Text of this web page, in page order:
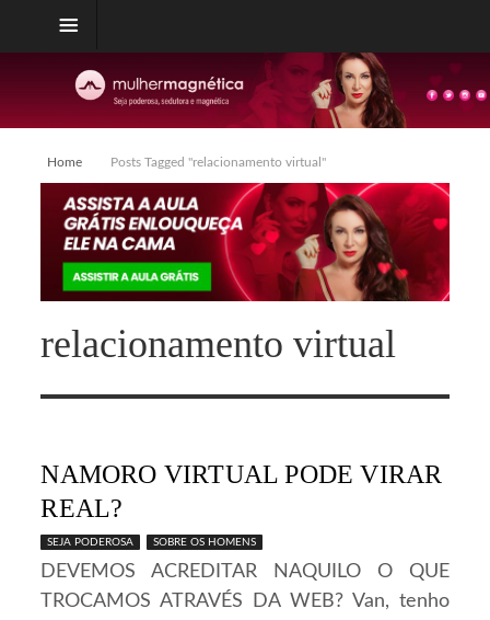
Home Posts Tagged "relacionamento virtual"
relacionamento virtual
NAMORO VIRTUAL PODE VIRAR
REAL?
SEJA PODEROSA SOBRE OS HOMENS
DEVEMOS ACREDITAR NAQUILO O QUE
TROCAMOS ATRAVÉS DA WEB? Van, tenho